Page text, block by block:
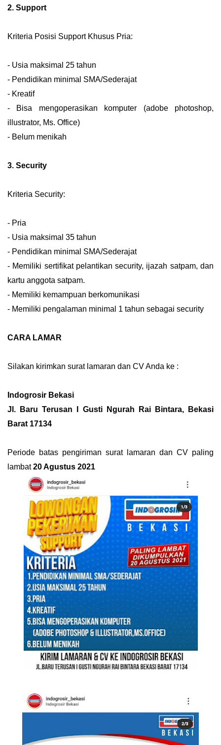
2. Support
Kriteria Posisi Support Khusus Pria:
- Usia maksimal 25 tahun
- Pendidikan minimal SMA/Sederajat
- Kreatif
- Bisa mengoperasikan komputer (adobe photoshop,
illustrator, Ms. Office)
- Belum menikah
3. Security
Kriteria Security:
- Pria
- Usia maksimal 35 tahun
- Pendidikan minimal SMA/Sederajat
- Memiliki sertifikat pelantikan security, ijazah satpam, dan
kartu anggota satpam.
- Memiliki kemampuan berkomunikasi
- Memiliki pengalaman minimal 1 tahun sebagai security
CARA LAMAR
Silakan kirimkan surat lamaran dan CV Anda ke :
Indogrosir Bekasi
Jl. Baru Terusan I Gusti Ngurah Rai Bintara, Bekasi
Barat 17134
Periode batas pengiriman surat lamaran dan CV paling
lambat20 Agustus 2021